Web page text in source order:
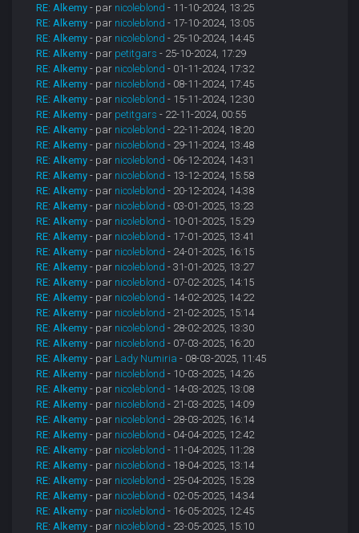
RE: Alkemy - par nicoleblond - 11-10-2024, 13:25
RE: Alkemy - par nicoleblond - 17-10-2024, 13:05
RE: Alkemy - par nicoleblond - 25-10-2024, 14:45
RE: Alkemy - par petitgars - 25-10-2024, 17:29
RE: Alkemy - par nicoleblond - 01-11-2024, 17:32
RE: Alkemy - par nicoleblond - 08-11-2024, 17:45
RE: Alkemy - par nicoleblond - 15-11-2024, 12:30
RE: Alkemy - par petitgars - 22-11-2024, 00:55
RE: Alkemy - par nicoleblond - 22-11-2024, 18:20
RE: Alkemy - par nicoleblond - 29-11-2024, 13:48
RE: Alkemy - par nicoleblond - 06-12-2024, 14:31
RE: Alkemy - par nicoleblond - 13-12-2024, 15:58
RE: Alkemy - par nicoleblond - 20-12-2024, 14:38
RE: Alkemy - par nicoleblond - 03-01-2025, 13:23
RE: Alkemy - par nicoleblond - 10-01-2025, 15:29
RE: Alkemy - par nicoleblond - 17-01-2025, 13:41
RE: Alkemy - par nicoleblond - 24-01-2025, 16:15
RE: Alkemy - par nicoleblond - 31-01-2025, 13:27
RE: Alkemy - par nicoleblond - 07-02-2025, 14:15
RE: Alkemy - par nicoleblond - 14-02-2025, 14:22
RE: Alkemy - par nicoleblond - 21-02-2025, 15:14
RE: Alkemy - par nicoleblond - 28-02-2025, 13:30
RE: Alkemy - par nicoleblond - 07-03-2025, 16:20
RE: Alkemy - par Lady Numiria - 08-03-2025, 11:45
RE: Alkemy - par nicoleblond - 10-03-2025, 14:26
RE: Alkemy - par nicoleblond - 14-03-2025, 13:08
RE: Alkemy - par nicoleblond - 21-03-2025, 14:09
RE: Alkemy - par nicoleblond - 28-03-2025, 16:14
RE: Alkemy - par nicoleblond - 04-04-2025, 12:42
RE: Alkemy - par nicoleblond - 11-04-2025, 11:28
RE: Alkemy - par nicoleblond - 18-04-2025, 13:14
RE: Alkemy - par nicoleblond - 25-04-2025, 15:28
RE: Alkemy - par nicoleblond - 02-05-2025, 14:34
RE: Alkemy - par nicoleblond - 16-05-2025, 12:45
RE: Alkemy - par nicoleblond - 23-05-2025, 15:10